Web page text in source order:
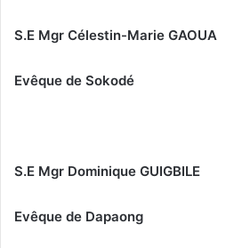
S.E Mgr Célestin-Marie GAOUA
Evêque de Sokodé
S.E Mgr Dominique GUIGBILE
Evêque de Dapaong